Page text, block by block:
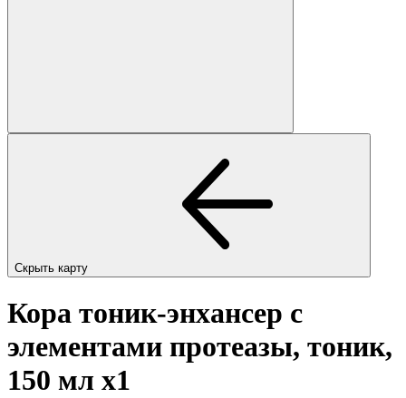
Скрыть карту
Кора тоник-энхансер с
элементами протеазы, тоник,
150 мл x1